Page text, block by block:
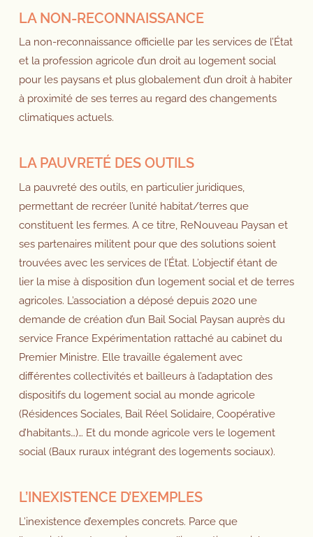
LA NON-RECONNAISSANCE
La non-reconnaissance officielle par les services de l’État
et la profession agricole d’un droit au logement social
pour les paysans et plus globalement d’un droit à habiter
à proximité de ses terres au regard des changements
climatiques actuels.
LA PAUVRETÉ DES OUTILS
La pauvreté des outils, en particulier juridiques,
permettant de recréer l’unité habitat/terres que
constituent les fermes. A ce titre, ReNouveau Paysan et
ses partenaires militent pour que des solutions soient
trouvées avec les services de l’État. L’objectif étant de
lier la mise à disposition d’un logement social et de terres
agricoles. L’association a déposé depuis 2020 une
demande de création d’un Bail Social Paysan auprès du
service France Expérimentation rattaché au cabinet du
Premier Ministre. Elle travaille également avec
différentes collectivités et bailleurs à l’adaptation des
dispositifs du logement social au monde agricole
(Résidences Sociales, Bail Réel Solidaire, Coopérative
d’habitants…)… Et du monde agricole vers le logement
social (Baux ruraux intégrant des logements sociaux).
L’INEXISTENCE D’EXEMPLES
L’inexistence d’exemples concrets. Parce que